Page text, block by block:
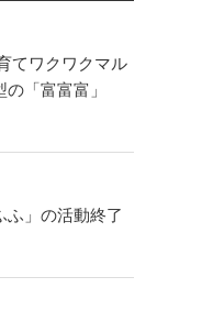
てワクワクマル
「富富富」
ふ」の活動終了